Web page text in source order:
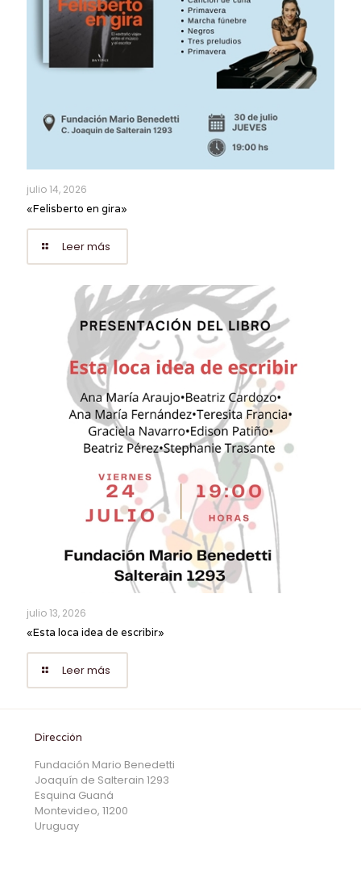
julio 14, 2026
«Felisberto en gira»
Leer más
julio 13, 2026
«Esta loca idea de escribir»
Leer más
Dirección
Fundación Mario Benedetti
Joaquín de Salterain 1293
Esquina Guaná
Montevideo, 11200
Uruguay